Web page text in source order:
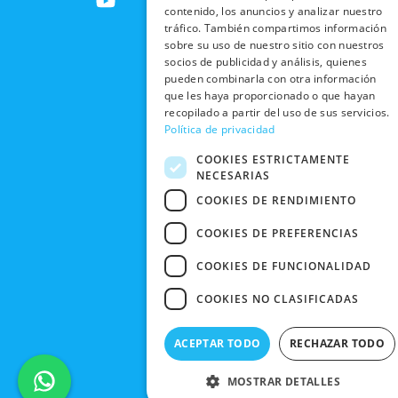
w
m
t
SOCIAL
TRABAJA
CON
NOSOTROS
NUESTRAS
TIENDAS
BLACK
FRIDAY
CONTACTO
INTERNACIONALES
RECOGIDA
EN TIENDA
DEVOLUCIONES
Y CAMBIOS
CANCELAR
EN RRSS
POLÍTICA DE
PRIVACIDAD
CONDICIONES
DE COMPRA
contenido, los anuncios y analizar nuestro
tráfico. También compartimos información
sobre su uso de nuestro sitio con nuestros
socios de publicidad y análisis, quienes
pueden combinarla con otra información
que les haya proporcionado o que hayan
recopilado a partir del uso de sus servicios.
Política de privacidad
COOKIES ESTRICTAMENTE
NECESARIAS
COOKIES DE RENDIMIENTO
COOKIES DE PREFERENCIAS
COOKIES DE FUNCIONALIDAD
COOKIES NO CLASIFICADAS
ACEPTAR TODO RECHAZAR TODO
MOSTRAR DETALLES